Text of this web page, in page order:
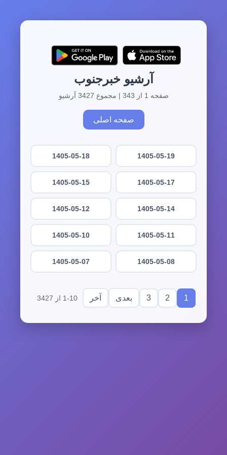
آرشیو خبرجنوب
صفحه 1 از 343 | مجموع 3427 آرشیو
صفحه اصلی
1405-05-19
1405-05-18
1405-05-17
1405-05-15
1405-05-14
1405-05-12
1405-05-11
1405-05-10
1405-05-08
1405-05-07
1
2
3 بعدی آخر 1-10 از 3427